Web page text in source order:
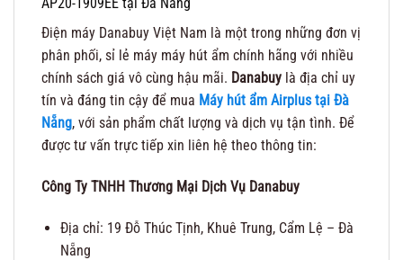
Điện máy Danabuy Việt Nam là một trong những đơn vị
phân phối, sỉ lẻ máy máy hút ẩm chính hãng với nhiều
chính sách giá vô cùng hậu mãi. Danabuy là địa chỉ uy
tín và đáng tin cậy để mua Máy hút ẩm Airplus tại Đà
Nẵng, với sản phẩm chất lượng và dịch vụ tận tình. Để
được tư vấn trực tiếp xin liên hệ theo thông tin:
Công Ty TNHH Thương Mại Dịch Vụ Danabuy
Địa chỉ: 19 Đỗ Thúc Tịnh, Khuê Trung, Cẩm Lệ – Đà
Nẵng